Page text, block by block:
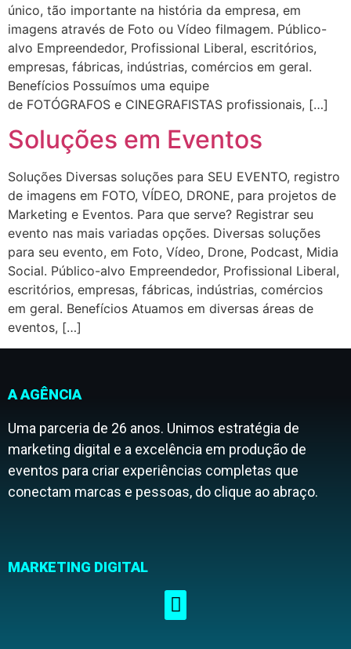
único, tão importante na história da empresa, em
imagens através de Foto ou Vídeo filmagem. Público-
alvo Empreendedor, Profissional Liberal, escritórios,
empresas, fábricas, indústrias, comércios em geral.
Benefícios Possuímos uma equipe
de FOTÓGRAFOS e CINEGRAFISTAS profissionais, […]
Soluções em Eventos
Soluções Diversas soluções para SEU EVENTO, registro
de imagens em FOTO, VÍDEO, DRONE, para projetos de
Marketing e Eventos. Para que serve? Registrar seu
evento nas mais variadas opções. Diversas soluções
para seu evento, em Foto, Vídeo, Drone, Podcast, Midia
Social. Público-alvo Empreendedor, Profissional Liberal,
escritórios, empresas, fábricas, indústrias, comércios
em geral. Benefícios Atuamos em diversas áreas de
eventos, […]
A AGÊNCIA
Uma parceria de 26 anos. Unimos estratégia de
marketing digital e a excelência em produção de
eventos para criar experiências completas que
conectam marcas e pessoas, do clique ao abraço.
MARKETING DIGITAL